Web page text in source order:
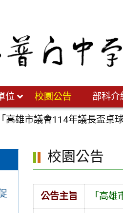
位 校園公告 部科介
「高雄市議會114年議長盃桌
校園公告
公告主旨 「高